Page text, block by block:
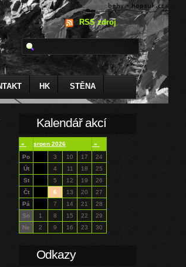
RSS zdroj
HK STĚNA
Kalendář akcí
« srpen 2026
»
Po
3 10 17
24
Út
4 11 18
25
St
5 12 19
26
Čt
6 13 20
27
Pá
7 14 21
28
So
1 8 15 22
29
Ne
2 9 16 23 30
Odkazy